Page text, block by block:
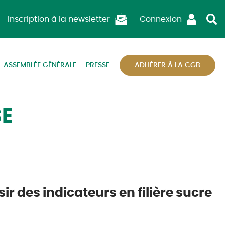
Inscription à la newsletter Connexion
ASSEMBLÉE GÉNÉRALE PRESSE ADHÉRER À LA CGB
des indicateurs en filière sucre